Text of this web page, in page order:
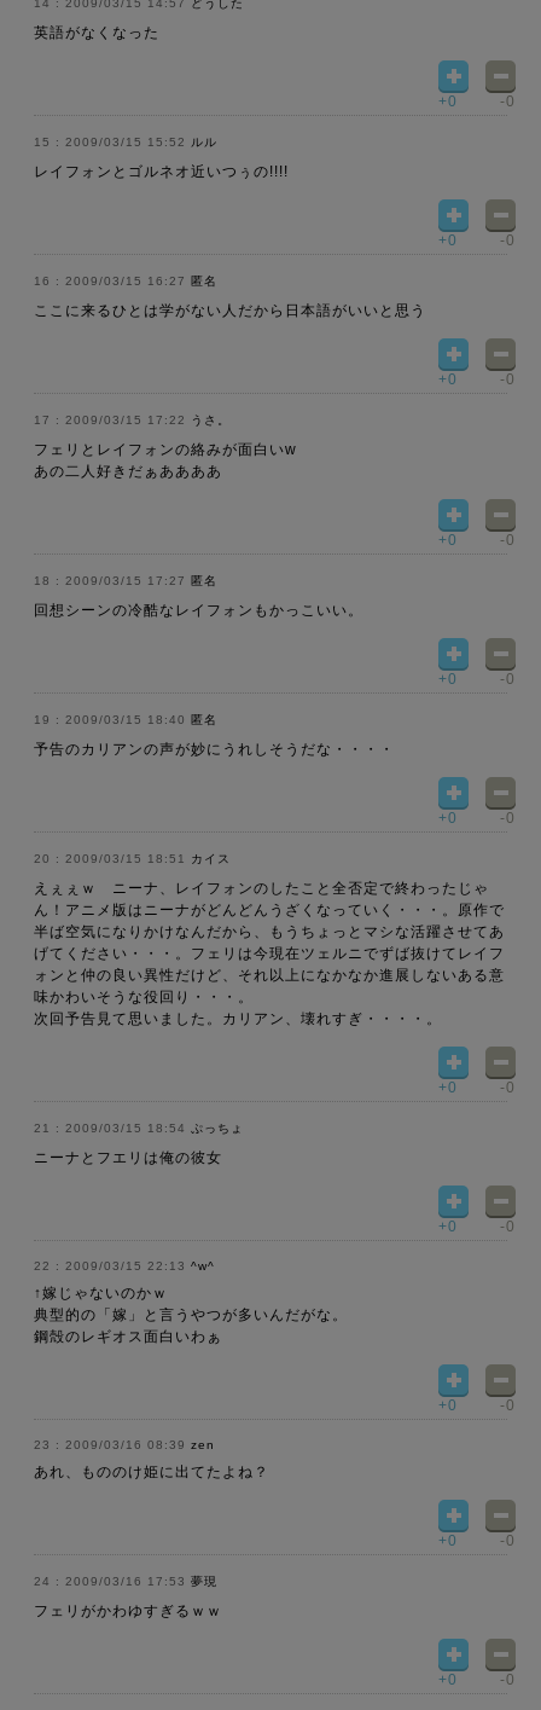
2009/03/15 14:57 どうした
英語がなくなった
+0 -0
2009/03/15 15:52 ルル
レイフォンとゴルネオ近いつぅの!!!!
+0 -0
2009/03/15 16:27 匿名
ここに来るひとは学がない人だから日本語がいいと思う
+0 -0
2009/03/15 17:22 うさ。
フェリとレイフォンの絡みが面白いw
あの二人好きだぁああああ
+0 -0
2009/03/15 17:27 匿名
回想シーンの冷酷なレイフォンもかっこいい。
+0 -0
2009/03/15 18:40 匿名
予告のカリアンの声が妙にうれしそうだな・・・・
+0 -0
2009/03/15 18:51 カイス
えぇぇｗ ニーナ、レイフォンのしたこと全否定で終わったじゃ
ん！アニメ版はニーナがどんどんうざくなっていく・・・。原作で
半ば空気になりかけなんだから、もうちょっとマシな活躍させてあ
げてください・・・。フェリは今現在ツェルニでずば抜けてレイフ
ォンと仲の良い異性だけど、それ以上になかなか進展しないある意
味かわいそうな役回り・・・。
次回予告見て思いました。カリアン、壊れすぎ・・・・。
+0 -0
2009/03/15 18:54 ぷっちょ
ニーナとフエリは俺の彼女
+0 -0
2009/03/15 22:13 ^w^
↑嫁じゃないのかｗ
典型的の「嫁」と言うやつが多いんだがな。
鋼殻のレギオス面白いわぁ
+0 -0
2009/03/16 08:39 zen
あれ、もののけ姫に出てたよね？
+0 -0
2009/03/16 17:53 夢現
フェリがかわゆすぎるｗｗ
+0 -0